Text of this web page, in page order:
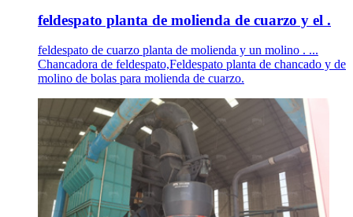
feldespato planta de molienda de cuarzo y el .
feldespato de cuarzo planta de molienda y un molino . ...
Chancadora de feldespato,Feldespato planta de chancado y de
molino de bolas para molienda de cuarzo.